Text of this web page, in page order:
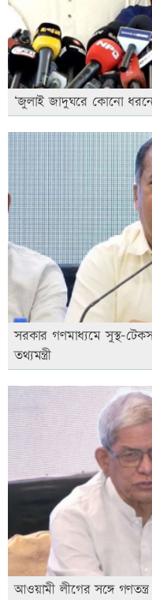
‘জুলাই জাদুঘরে কোনো
সরকার গণমাধ্যমে সুস্থ-
তথ্যমন্ত্রী
আওয়ামী লীগের সঙ্গে